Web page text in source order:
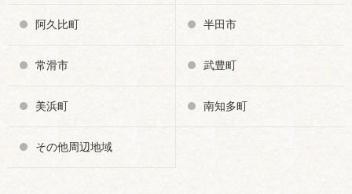
阿久比町 半田市
常滑市 武豊町
美浜町 南知多町
その他周辺地域